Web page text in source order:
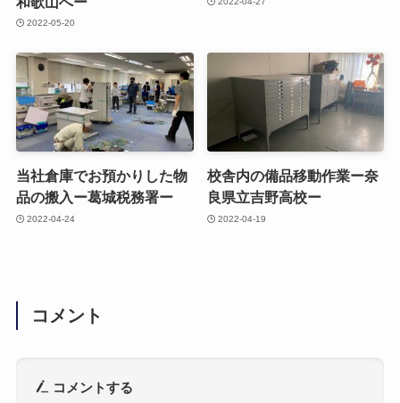
2022-05-20
当社倉庫でお預かりした物
品の搬入ー葛城税務署ー
2022-04-24
校舎内の備品移動作業ー奈
良県立吉野高校ー
2022-04-19
コメント
コメントする